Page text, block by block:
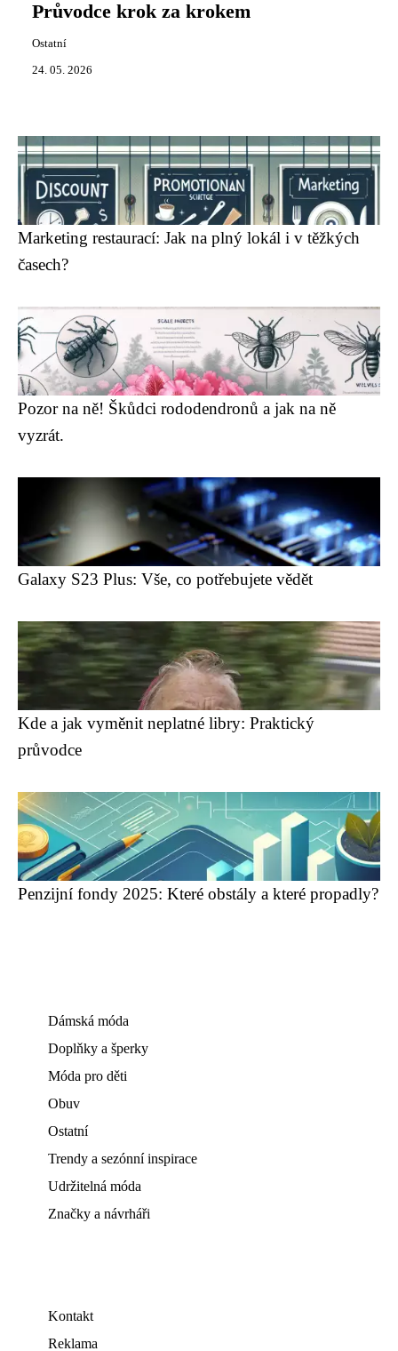
Průvodce krok za krokem
Ostatní
24. 05. 2026
Marketing restaurací: Jak na plný lokál i v těžkých
časech?
Pozor na ně! Škůdci rododendronů a jak na ně
vyzrát.
Galaxy S23 Plus: Vše, co potřebujete vědět
Kde a jak vyměnit neplatné libry: Praktický
průvodce
Penzijní fondy 2025: Které obstály a které propadly?
Dámská móda
Doplňky a šperky
Móda pro děti
Obuv
Ostatní
Trendy a sezónní inspirace
Udržitelná móda
Značky a návrháři
Kontakt
Reklama